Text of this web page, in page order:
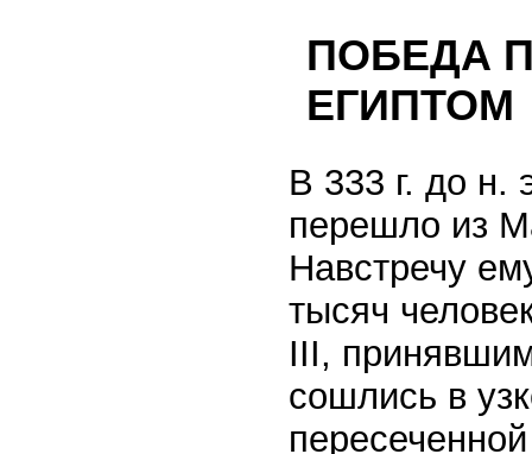
ПОБЕДА
ЕГИПТОМ
В 333 г. до н.
перешло из
Навстречу
тысяч
III,
сошлись в